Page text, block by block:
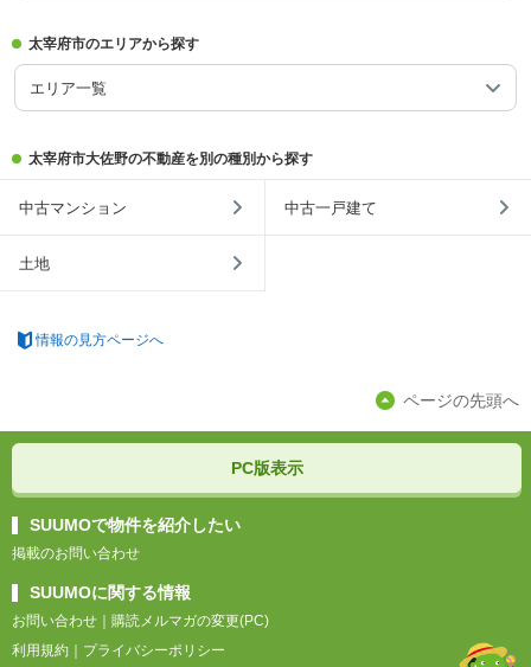
太宰府市のエリアから探す
エリア一覧
太宰府市大佐野の不動産を別の種別から探す
中古マンション 中古一戸建て
土地
情報の見方ページへ
ページの先頭へ
PC版表示
SUUMOで物件を紹介したい
掲載のお問い合わせ
SUUMOに関する情報
お問い合わせ
購読メルマガの変更(PC)
利用規約
プライバシーポリシー